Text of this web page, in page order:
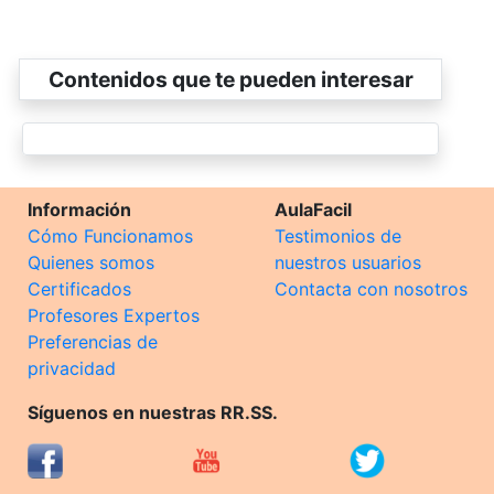
Contenidos que te pueden interesar
Información
Cómo Funcionamos
Quienes somos
Certificados
Profesores Expertos
Preferencias de
privacidad
AulaFacil
Testimonios de
nuestros usuarios
Contacta con nosotros
Síguenos en nuestras RR.SS.